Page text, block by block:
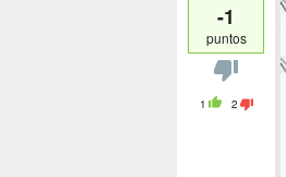
-1
puntos
1 2